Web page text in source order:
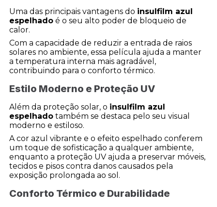
Uma das principais vantagens do insulfilm azul
espelhado é o seu alto poder de bloqueio de
calor.
Com a capacidade de reduzir a entrada de raios
solares no ambiente, essa película ajuda a manter
a temperatura interna mais agradável,
contribuindo para o conforto térmico.
Estilo Moderno e Proteção UV
Além da proteção solar, o insulfilm azul
espelhado também se destaca pelo seu visual
moderno e estiloso.
A cor azul vibrante e o efeito espelhado conferem
um toque de sofisticação a qualquer ambiente,
enquanto a proteção UV ajuda a preservar móveis,
tecidos e pisos contra danos causados pela
exposição prolongada ao sol.
Conforto Térmico e Durabilidade